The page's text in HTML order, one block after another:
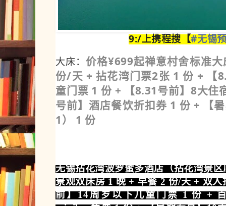
9:/上携程搜【#无锡
大床： 价格¥699起禅意村舍标准
份/天 + 拈花湾门票2张 1 份 + 【
童门票 1 份 + 【8.31号前】8大住
号前】酒店餐饮折扣券 1 份 + 【
1） 1 份
无锡拈花湾波罗蜜多酒店（拈花湾景区
景观双床房 1 晚 + 早餐 2 份/天 + 双
前】14周岁以下儿童门票 1 份 +